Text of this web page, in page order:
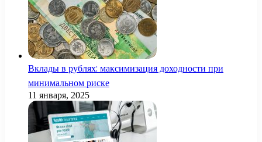
Вклады в рублях: максимизация доходности при
минимальном риске
11 января, 2025